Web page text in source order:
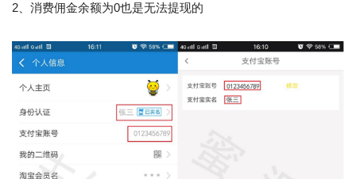
2、消费佣金余额为0也是无法提现的